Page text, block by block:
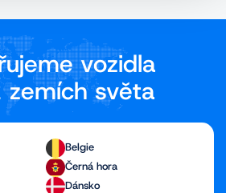
vozidla
světa
Belgie
Černá hora
Dánsko